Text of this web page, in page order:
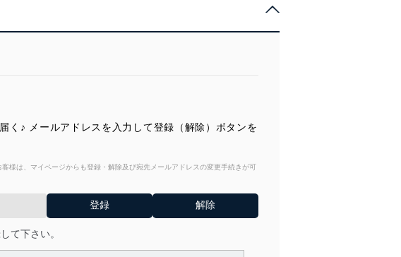
♪ メールアドレスを入力して登録（解除）ボタンを
は、マイページからも登録・解除及び宛先メールアドレスの変更手続きが可
て下さい。